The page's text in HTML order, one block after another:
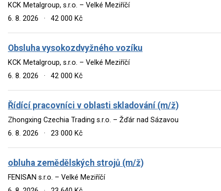
KCK Metalgroup, s.r.o. – Velké Meziříčí
6. 8. 2026
· 42 000 Kč
Obsluha vysokozdvyžného vozíku
KCK Metalgroup, s.r.o. – Velké Meziříčí
6. 8. 2026
· 42 000 Kč
Řídící pracovníci v oblasti skladování (m/ž)
Zhongxing Czechia Trading s.r.o. – Žďár nad Sázavou
6. 8. 2026
· 23 000 Kč
obluha zemědělských strojů (m/ž)
FENISAN s.r.o. – Velké Meziříčí